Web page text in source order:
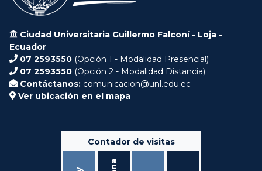
Ciudad Universitaria Guillermo Falconí - Loja -
Ecuador
07 2593550 (Opción 1 - Modalidad Presencial)
07 2593550 (Opción 2 - Modalidad Distancia)
Contáctanos: comunicacion@unl.edu.ec
Ver ubicación en el mapa
Contador de visitas